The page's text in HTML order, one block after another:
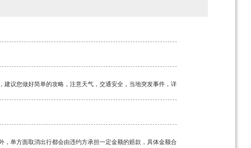
议您做好简单的攻略，注意天气，交通安全，当地突发事件，详
单方面取消出行都会由违约方承担一定金额的赔款，具体金额合